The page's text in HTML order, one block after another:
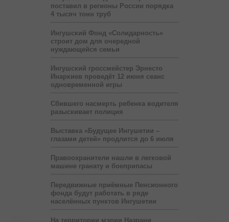
поставил в регионы России порядка
4 тысяч тонн труб
Ингушский Фонд «Солидарность»
строит дом для очередной
нуждающейся семьи
Ингушский гроссмейстер Эрнесто
Инаркиев проведёт 12 июня сеанс
одновременной игры
Сбившего насмерть ребенка водителя
разыскивает полиция
Выставка «Будущее Ингушетии –
глазами детей» продлится до 6 июля
Правоохранители нашли в легковой
машине гранату и боеприпасы
Передвижные приёмные Пенсионного
фонда будут работать в ряде
населённых пунктов Ингушетии
На территории мэрии Назрани